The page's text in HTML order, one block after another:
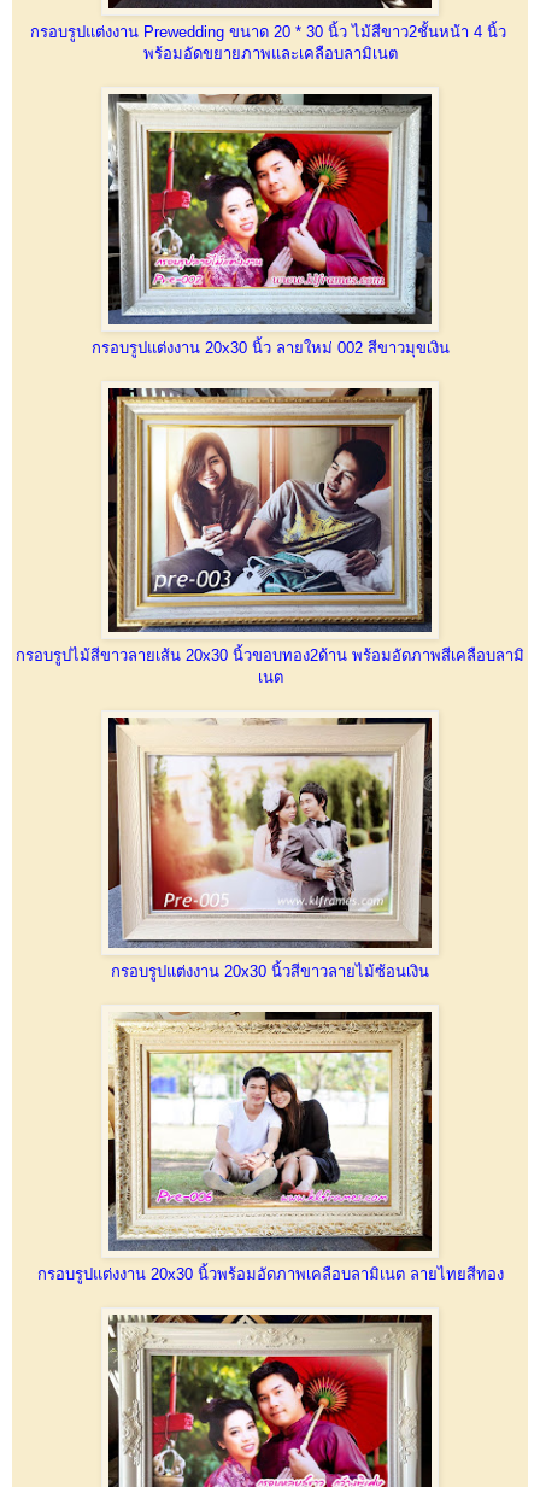
กรอบรูปแต่งงาน Prewedding ขนาด 20 * 30 นิ้ว ไม้สีขาว2ชั้นหน้า 4 นิ้ว
พร้อมอัดขยายภาพและเคลือบลามิเนต
กรอบรูปแต่งงาน 20x30 นิ้ว ลายใหม่ 002 สีขาวมุขเงิน
กรอบรูปไม้สีขาวลายเส้น 20x30 นิ้วขอบทอง2ด้าน พร้อมอัดภาพสีเคลือบลามิ
เนต
กรอบรูปแต่งงาน 20x30 นิ้วสีขาวลายไม้ซ้อนเงิน
กรอบรูปแต่งงาน 20x30 นิ้วพร้อมอัดภาพเคลือบลามิเนต ลายไทยสีทอง